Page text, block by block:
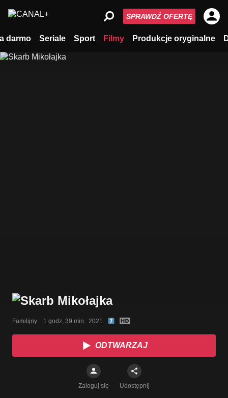
darmo Seriale Sport Filmy Produkcje oryginalne
SPRAWDŹ OFERTĘ
Familijny    1 godz, 39 min   2021
ODTWARZAJ
Zaloguj się Udostępnij